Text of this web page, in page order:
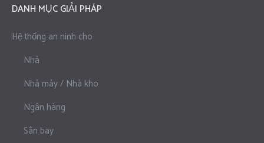
DANH MỤC GIẢI PHÁP
Hệ thống an ninh cho
Nhà
Nhà máy / Nhà kho
Ngân hàng
Sân bay